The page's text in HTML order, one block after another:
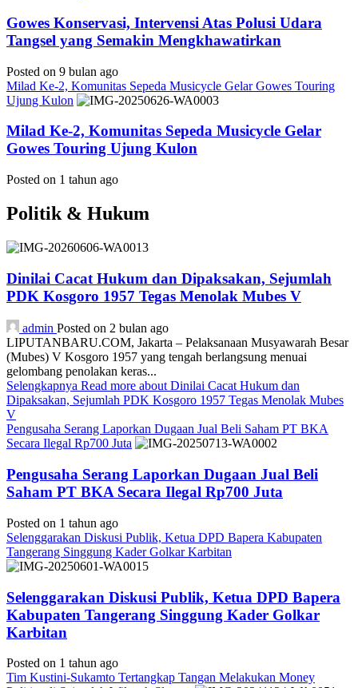
Gowes Konservasi, Intervensi Atas Polusi Udara
Tangsel yang Semakin Mengkhawatirkan
Posted on 9 bulan ago
Milad Ke-2, Komunitas Sepeda Musicycle Gelar Gowes Touring
Ujung Kulon
Milad Ke-2, Komunitas Sepeda Musicycle Gelar
Gowes Touring Ujung Kulon
Posted on 1 tahun ago
Politik & Hukum
Dinilai Cacat Hukum dan Dipaksakan, Sejumlah
PDK Kosgoro 1957 Tegas Menolak Mubes V
admin Posted on 2 bulan ago
LIPUTANBARU.COM, Jakarta – Pelaksanaan Musyawarah Besar
(Mubes) V Kosgoro 1957 yang tengah berlangsung menuai
gelombang penolakan keras...
Selengkapnya Read more about Dinilai Cacat Hukum dan
Dipaksakan, Sejumlah PDK Kosgoro 1957 Tegas Menolak Mubes
V
Pengusaha Serang Laporkan Dugaan Jual Beli Saham PT BKA
Secara Ilegal Rp700 Juta
Pengusaha Serang Laporkan Dugaan Jual Beli
Saham PT BKA Secara Ilegal Rp700 Juta
Posted on 1 tahun ago
Selenggarakan Diskusi Publik, Ketua DPD Bapera Kabupaten
Tangerang Singgung Kader Golkar Karbitan
Selenggarakan Diskusi Publik, Ketua DPD Bapera
Kabupaten Tangerang Singgung Kader Golkar
Karbitan
Posted on 1 tahun ago
Tim Kustini-Sukamto Tertangkap Tangan Melakukan Money